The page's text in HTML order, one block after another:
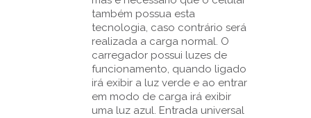
também possua esta
tecnologia, caso contrário será
realizada a carga normal. O
carregador possui luzes de
funcionamento, quando ligado
irá exibir a luz verde e ao entrar
em modo de carga irá exibir
uma luz azul. Entrada universal